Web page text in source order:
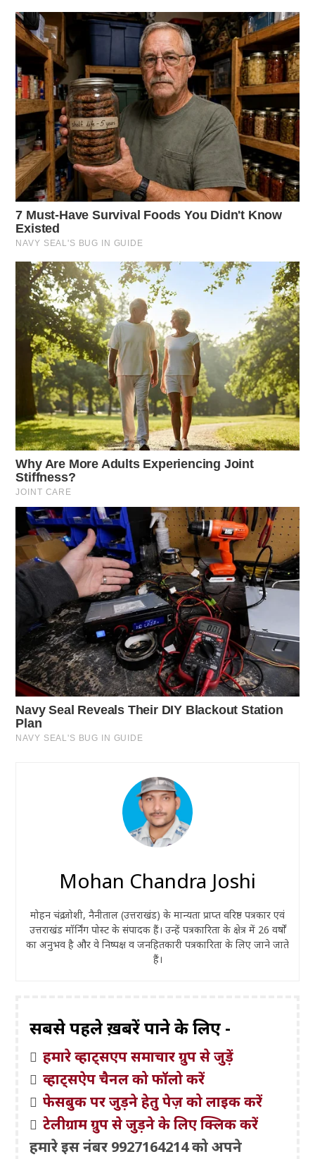
Mohan Chandra Joshi
मोहन चंद्र जोशी, नैनीताल (उत्तराखंड) के मान्यता प्राप्त वरिष्ठ पत्रकार एवं
उत्तराखंड मॉर्निंग पोस्ट के संपादक हैं। उन्हें पत्रकारिता के क्षेत्र में 26 वर्षों
का अनुभव है और वे निष्पक्ष व जनहितकारी पत्रकारिता के लिए जाने जाते
हैं।
सबसे पहले ख़बरें पाने के लिए -
हमारे व्हाट्सएप समाचार ग्रुप से जुड़ें
व्हाट्सऐप चैनल को फॉलो करें
फेसबुक पर जुड़ने हेतु पेज़ को लाइक करें
टेलीग्राम ग्रुप से जुड़ने के लिए क्लिक करें
हमारे इस नंबर 9927164214 को अपने